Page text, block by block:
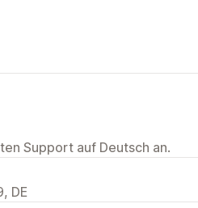
Support auf Deutsch an.
DE